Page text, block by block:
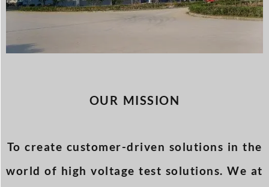
OUR MISSION
To create customer-driven solutions in the
world of high voltage test solutions. We at